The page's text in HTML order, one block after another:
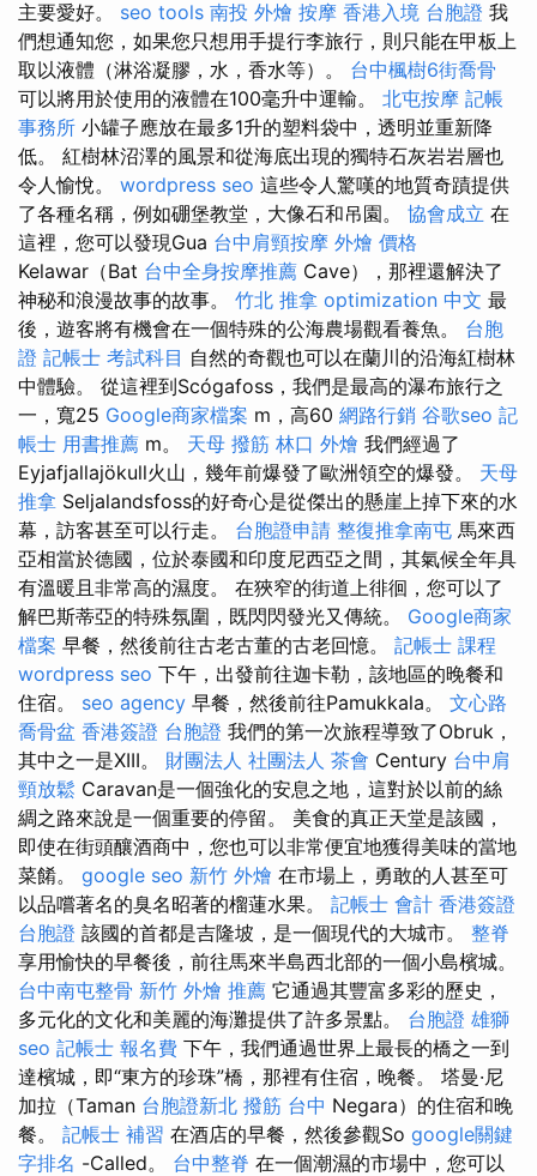
主要愛好。 seo tools 南投 外燴 按摩 香港入境 台胞證 我
們想通知您，如果您只想用手提行李旅行，則只能在甲板上
取以液體（淋浴凝膠，水，香水等）。 台中楓樹6街喬骨
可以將用於使用的液體在100毫升中運輸。 北屯按摩 記帳
事務所 小罐子應放在最多1升的塑料袋中，透明並重新降
低。 紅樹林沼澤的風景和從海底出現的獨特石灰岩岩層也
令人愉悅。 wordpress seo 這些令人驚嘆的地質奇蹟提供
了各種名稱，例如硼堡教堂，大像石和吊園。 協會成立 在
這裡，您可以發現Gua 台中肩頸按摩 外燴 價格
Kelawar（Bat 台中全身按摩推薦 Cave），那裡還解決了
神秘和浪漫故事的故事。 竹北 推拿 optimization 中文 最
後，遊客將有機會在一個特殊的公海農場觀看養魚。 台胞
證 記帳士 考試科目 自然的奇觀也可以在蘭川的沿海紅樹林
中體驗。 從這裡到Scógafoss，我們是最高的瀑布旅行之
一，寬25 Google商家檔案 m，高60 網路行銷 谷歌seo 記
帳士 用書推薦 m。 天母 撥筋 林口 外燴 我們經過了
Eyjafjallajökull火山，幾年前爆發了歐洲領空的爆發。 天母
推拿 Seljalandsfoss的好奇心是從傑出的懸崖上掉下來的水
幕，訪客甚至可以行走。 台胞證申請 整復推拿南屯 馬來西
亞相當於德國，位於泰國和印度尼西亞之間，其氣候全年具
有溫暖且非常高的濕度。 在狹窄的街道上徘徊，您可以了
解巴斯蒂亞的特殊氛圍，既閃閃發光又傳統。 Google商家
檔案 早餐，然後前往古老古董的古老回憶。 記帳士 課程
wordpress seo 下午，出發前往迦卡勒，該地區的晚餐和
住宿。 seo agency 早餐，然後前往Pamukkala。 文心路
喬骨盆 香港簽證 台胞證 我們的第一次旅程導致了Obruk，
其中之一是XIII。 財團法人 社團法人 茶會 Century 台中肩
頸放鬆 Caravan是一個強化的安息之地，這對於以前的絲
綢之路來說是一個重要的停留。 美食的真正天堂是該國，
即使在街頭釀酒商中，您也可以非常便宜地獲得美味的當地
菜餚。 google seo 新竹 外燴 在市場上，勇敢的人甚至可
以品嚐著名的臭名昭著的榴蓮水果。 記帳士 會計 香港簽證
台胞證 該國的首都是吉隆坡，是一個現代的大城市。 整脊
享用愉快的早餐後，前往馬來半島西北部的一個小島檳城。
台中南屯整骨 新竹 外燴 推薦 它通過其豐富多彩的歷史，
多元化的文化和美麗的海灘提供了許多景點。 台胞證 雄獅
seo 記帳士 報名費 下午，我們通過世界上最長的橋之一到
達檳城，即“東方的珍珠”橋，那裡有住宿，晚餐。 塔曼·尼
加拉（Taman 台胞證新北 撥筋 台中 Negara）的住宿和晚
餐。 記帳士 補習 在酒店的早餐，然後參觀So google關鍵
字排名 -Called。 台中整脊 在一個潮濕的市場中，您可以